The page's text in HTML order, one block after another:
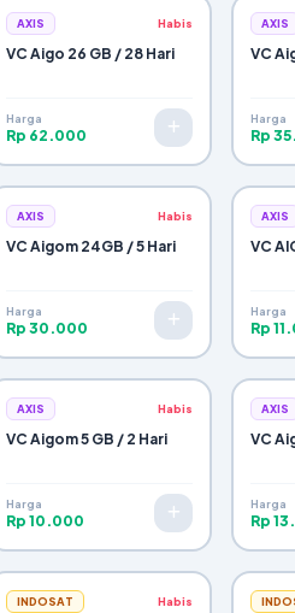
AXIS Habis
VC Aigo 26 GB / 28 Hari
Harga
Rp 62.000
AXIS
VC
Harga
Rp
AXIS Habis
VC Aigom 24GB / 5 Hari
Harga
Rp 30.000
AXIS
VC
Harga
Rp
AXIS Habis
VC Aigom 5 GB / 2 Hari
Harga
Rp 10.000
AXIS
VC
Harga
Rp
INDOSAT Habis